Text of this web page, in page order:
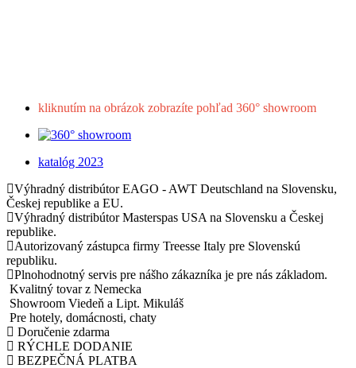
kliknutím na obrázok zobrazíte pohľad 360° showroom
katalóg 2023
Výhradný distribútor EAGO - AWT Deutschland na Slovensku,
Českej republike a EU.
Výhradný distribútor Masterspas USA na Slovensku a Českej
republike.
Autorizovaný zástupca firmy Treesse Italy pre Slovenskú
republiku.
Plnohodnotný servis pre nášho zákazníka je pre nás základom.
Kvalitný tovar z Nemecka
Showroom Viedeň a Lipt. Mikuláš
Pre hotely, domácnosti, chaty
Doručenie zdarma
RÝCHLE DODANIE
BEZPEČNÁ PLATBA